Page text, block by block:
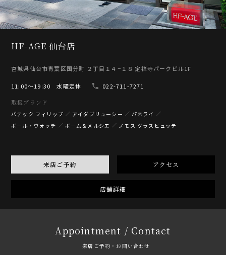
HF-AGE 仙台店
宮城県仙台市青葉区国分町 ２丁目１４−１８ 定禅寺パークビル1F
11:00〜19:30 水曜定休
022-711-7271
取扱ブランド
パテック フィリップ アイダブリューシー
パネライ
ボール・ウォッチ
ボーム＆メルシエ ノモス グラスヒュッテ
来店ご予約 アクセス
店舗詳細
Appointment / Contact
来店ご予約・お問い合わせ